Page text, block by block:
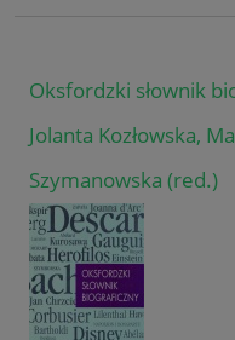
Oksfordzki słownik
Jolanta Kozłowska,
Szymanowska (red.)